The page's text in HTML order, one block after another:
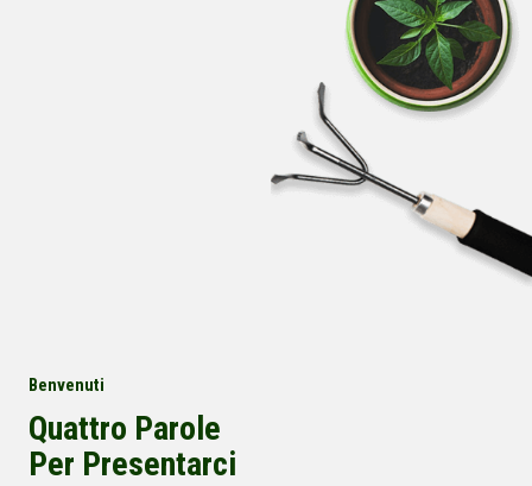
Benvenuti
Quattro Parole
Per Presentarci